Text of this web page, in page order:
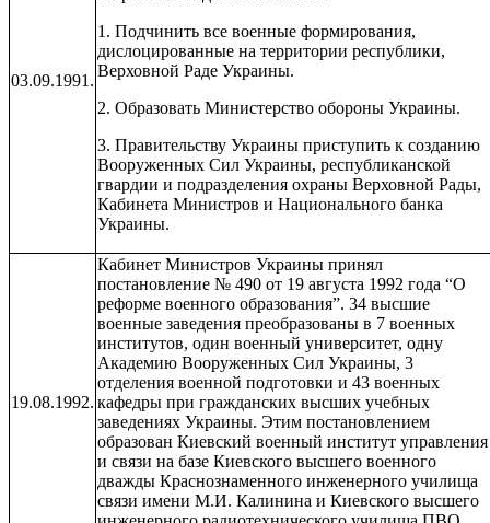
03.09.1991.
1. Подчинить все военные формирования,
дислоцированные на территории республики,
Верховной Раде Украины.
2. Образовать Министерство обороны Украины.
3. Правительству Украины приступить к созданию
Вооруженных Сил Украины, республиканской
гвардии и подразделения охраны Верховной Рады,
Кабинета Министров и Национального банка
Украины.
19.08.1992.
Кабинет Министров Украины принял
постановление № 490 от 19 августа 1992 года “О
реформе военного образования”. 34 высшие
военные заведения преобразованы в 7 военных
институтов, один военный университет, одну
Академию Вооруженных Сил Украины, 3
отделения военной подготовки и 43 военных
кафедры при гражданских высших учебных
заведениях Украины. Этим постановлением
образован Киевский военный институт управления
и связи на базе Киевского высшего военного
дважды Краснознаменного инженерного училища
связи имени М.И. Калинина и Киевского высшего